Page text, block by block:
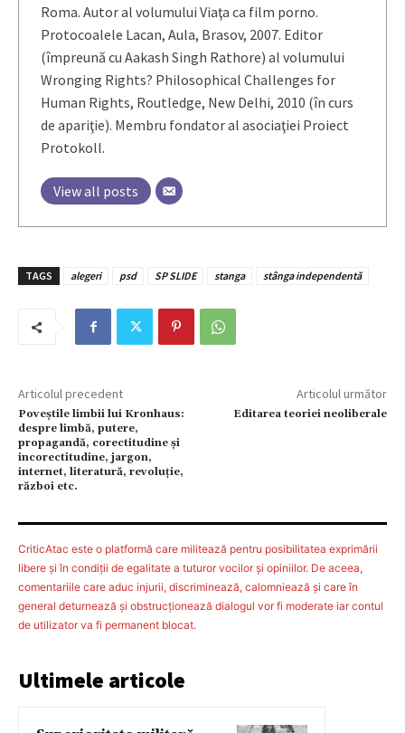
Roma. Autor al volumului Viaţa ca film porno.
Protocoalele Lacan, Aula, Brasov, 2007. Editor
(împreună cu Aakash Singh Rathore) al volumului
Wronging Rights? Philosophical Challenges for
Human Rights, Routledge, New Delhi, 2010 (în curs
de apariţie). Membru fondator al asociaţiei Proiect
Protokoll.
View all posts
TAGS alegeri psd SP SLIDE stanga stânga independentă
Articolul precedent
Poveştile limbii lui Kronhaus:
despre limbă, putere,
propagandă, corectitudine şi
incorectitudine, jargon,
internet, literatură, revoluţie,
război etc.
Articolul următor
Editarea teoriei neoliberale
CriticAtac este o platformă care militează pentru posibilitatea exprimării
libere şi în condiţii de egalitate a tuturor vocilor şi opiniilor. De aceea,
comentariile care aduc injurii, discriminează, calomniează şi care în
general deturnează şi obstrucţionează dialogul vor fi moderate iar contul
de utilizator va fi permanent blocat.
Ultimele articole